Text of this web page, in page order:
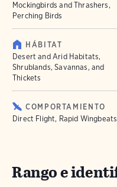
Mockingbirds and Thrashers,
Perching Birds
HÁBITAT
Desert and Arid Habitats,
Shrublands, Savannas, and
Thickets
COMPORTAMIENTO
Direct Flight, Rapid Wingbeats
Rango e